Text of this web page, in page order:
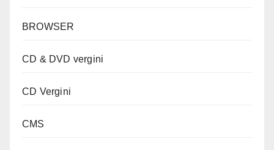
BROWSER
CD & DVD vergini
CD Vergini
CMS